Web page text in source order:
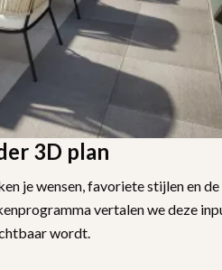
3D plan
je wensen, favoriete stijlen en
vertalen we deze
wordt.